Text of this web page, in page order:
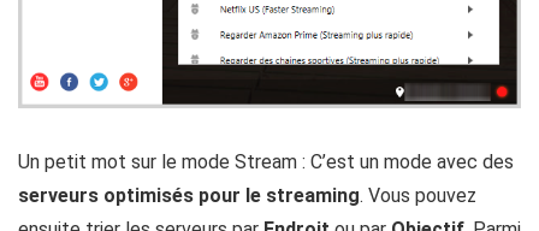
Un petit mot sur le mode Stream : C’est un mode avec des
serveurs optimisés pour le streaming. Vous pouvez